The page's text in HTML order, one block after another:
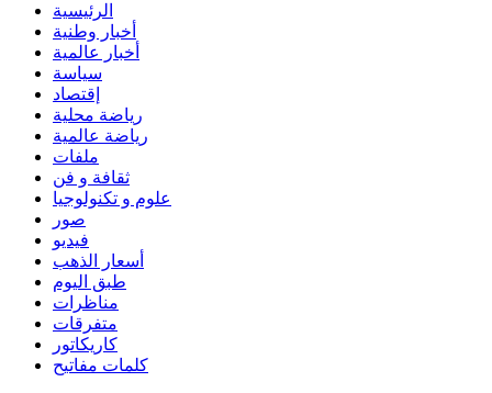
الرئيسية
أخبار وطنية
أخبار عالمية
سياسة
إقتصاد
رياضة محلية
رياضة عالمية
ملفات
ثقافة و فن
علوم و تكنولوجيا
صور
فيديو
أسعار الذهب
طبق اليوم
مناظرات
متفرقات
كاريكاتور
كلمات مفاتيح